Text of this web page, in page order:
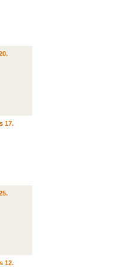
17.
12.